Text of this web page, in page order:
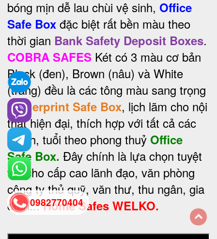
bóng mịn dễ lau chùi vệ sinh, Office
Safe Box đặc biệt rất bền màu theo
thời gian Bank Safety Deposit Boxes.
COBRA SAFES Két có 3 màu cơ bản
Black (đen), Brown (nâu) và White
(trắng) đều là các tông màu sang trọng
Fingerprint Safe Box, lịch lãm cho nội
thất hiện đại, thích hợp với tất cả các
mệnh, tuổi theo phong thuỷ Office
Safe Box. Đây chính là lựa chọn tuyệt
vời cho cấp cao lãnh đạo, văn phòng
công ty thủ quỹ, văn thư, thu ngân, gia
đình...Home Safes WELKO.
0982770404
back